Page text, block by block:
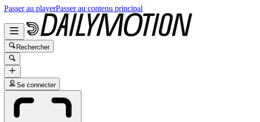
Passer au playerPasser au contenu principal
Rechercher
Se connecter